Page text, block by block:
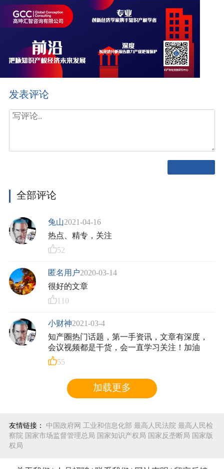
发表评论
全部评论
兔山2021-04-16
热点、精专，关注
52
匿名用户2020-03-14
很好的文章
110
小财神2021-03-4
知产圈热门话题，第一手资讯，文章有深度，
会议视频都是干货，会一直学习关注！加油
55
加载更多
友情链接： 中国政府网 工业和信息化部 最高人民法院 最高人民检
察院 国家市场监督管理总局 国家知识产权局 国家反垄断局 国家版
权局